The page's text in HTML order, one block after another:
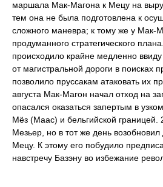
маршала Мак-Магона к Мецу на
тем она не была подготовлена к
сложного маневра; к тому же у Мак-
продуманного стратегического
происходило крайне медленно
от магистральной дороги в поисках
позволило пруссакам атаковать их
августа Мак-Магон начал отход на
опасался оказаться запертым в
Мёз (Маас) и бельгийской границей.
Мезьер, но в тот же день возобновил
Мецу. К этому его побудило
навстречу Базэну во избежание